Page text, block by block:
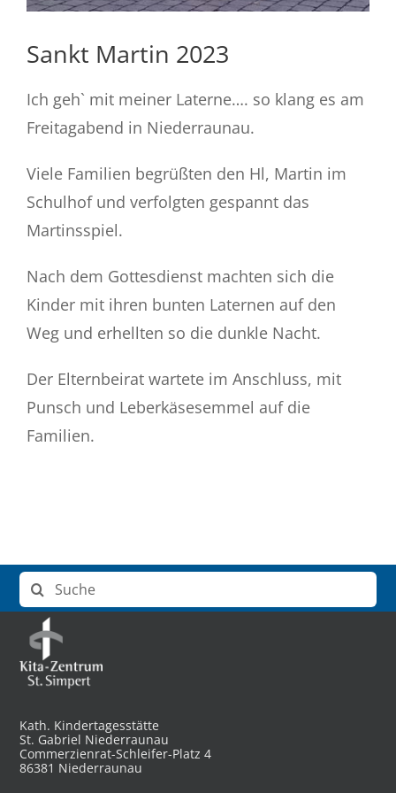
Sankt Martin 2023
Ich geh` mit meiner Laterne…. so klang es am
Freitagabend in Niederraunau.
Viele Familien begrüßten den Hl, Martin im
Schulhof und verfolgten gespannt das
Martinsspiel.
Nach dem Gottesdienst machten sich die
Kinder mit ihren bunten Laternen auf den
Weg und erhellten so die dunkle Nacht.
Der Elternbeirat wartete im Anschluss, mit
Punsch und Leberkäsesemmel auf die
Familien.
Suche
nach:
Kath. Kindertagesstätte
St. Gabriel Niederraunau
Commerzienrat-Schleifer-Platz 4
86381 Niederraunau